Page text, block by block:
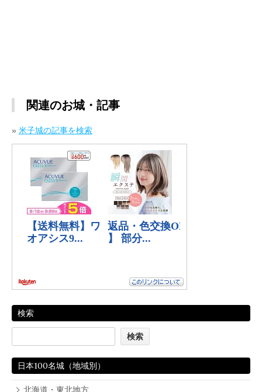
関連のお城・記事
» 米子城の記事を検索
検索
日本100名城（地域別）
北海道・東北地方